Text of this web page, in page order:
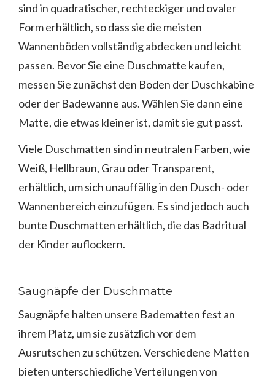
sind in quadratischer, rechteckiger und ovaler
Form erhältlich, so dass sie die meisten
Wannenböden vollständig abdecken und leicht
passen. Bevor Sie eine Duschmatte kaufen,
messen Sie zunächst den Boden der Duschkabine
oder der Badewanne aus. Wählen Sie dann eine
Matte, die etwas kleiner ist, damit sie gut passt.
Viele Duschmatten sind in neutralen Farben, wie
Weiß, Hellbraun, Grau oder Transparent,
erhältlich, um sich unauffällig in den Dusch- oder
Wannenbereich einzufügen. Es sind jedoch auch
bunte Duschmatten erhältlich, die das Badritual
der Kinder auflockern.
Saugnäpfe der Duschmatte
Saugnäpfe halten unsere Badematten fest an
ihrem Platz, um sie zusätzlich vor dem
Ausrutschen zu schützen. Verschiedene Matten
bieten unterschiedliche Verteilungen von